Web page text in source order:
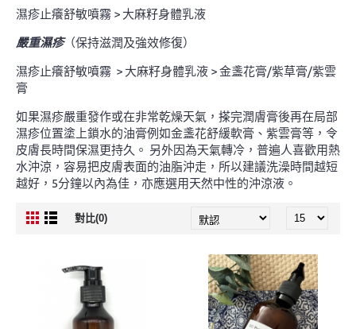
濕疹止癢舒敏噴霧 > 大麻籽身體乳液
嚴重濕疹（保持滋潤及強效修復）
濕疹止癢舒敏噴霧 > 大麻籽身體乳液 > 金盞花膏/紫草膏/紫雲
膏
如果濕疹嚴重發作或在非常乾燥天氣，搽完潤膚膏後再在局部
濕疹位置塗上鎖水的油膏例如金盞花舒緩軟膏、紫雲膏等，令
皮膚長時間保濕更持久。 另外因為天氣轉冷，普遍人喜歡用熱
水沖涼，容易把皮膚表面的油脂沖走，所以建議洗澡時間越短
越好，5分鐘以內為佳，亦應選用天然中性的沖涼液。
對比(0)